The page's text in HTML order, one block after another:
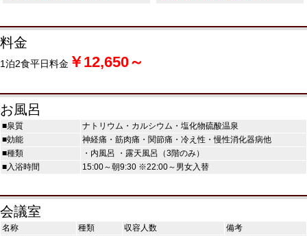
料金
1泊2食平日料金 ￥12,650～
お風呂
■泉質
ナトリウム・カルシウム・塩化物硫酸温泉
■効能
神経痛・筋肉痛・関節痛・冷え性・慢性消化器病他
■種類
・内風呂 ・露天風呂（3階のみ）
■入浴時間
15:00～朝9:30 ※22:00～男女入替
会議室
名称 種類 収容人数
備考